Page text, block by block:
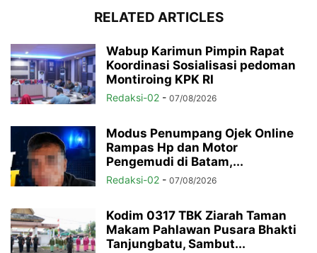
RELATED ARTICLES
Wabup Karimun Pimpin Rapat
Koordinasi Sosialisasi pedoman
Montiroing KPK RI
Redaksi-02 - 07/08/2026
Modus Penumpang Ojek Online
Rampas Hp dan Motor
Pengemudi di Batam,...
Redaksi-02 - 07/08/2026
Kodim 0317 TBK Ziarah Taman
Makam Pahlawan Pusara Bhakti
Tanjungbatu, Sambut...